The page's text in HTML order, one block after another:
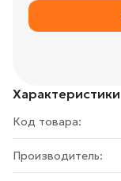
Характеристики
Код товара:
Производитель: